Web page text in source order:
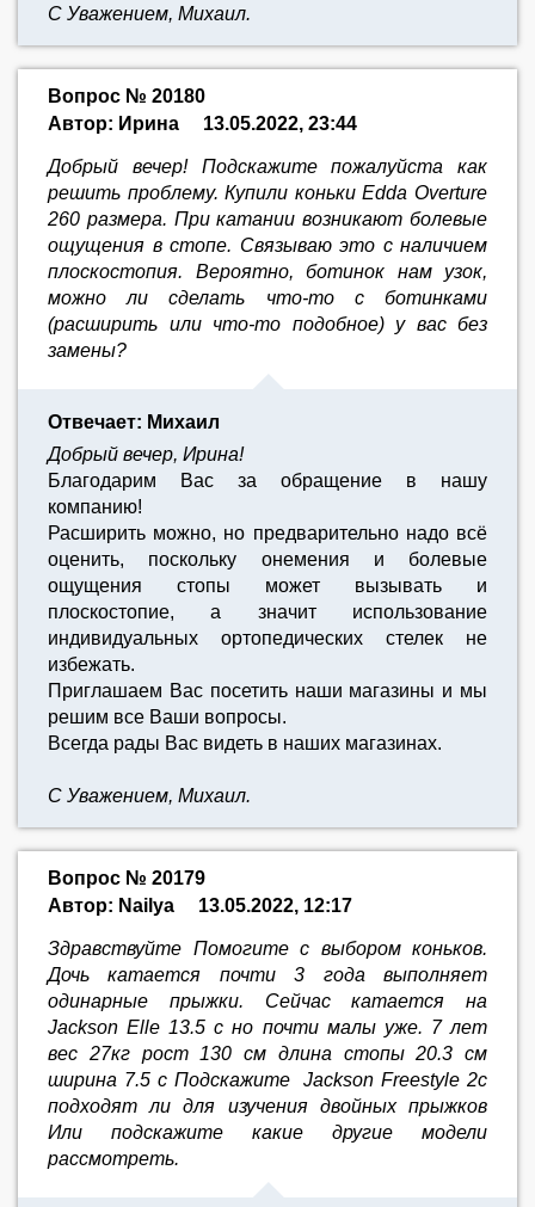
С Уважением, Михаил.
Вопрос № 20180
Автор: Ирина
13.05.2022, 23:44
Добрый вечер! Подскажите пожалуйста как
решить проблему. Купили коньки Edda Overture
260 размера. При катании возникают болевые
ощущения в стопе. Связываю это с наличием
плоскостопия. Вероятно, ботинок нам узок,
можно ли сделать что-то с ботинками
(расширить или что-то подобное) у вас без
замены?
Отвечает: Михаил
Добрый вечер, Ирина!
Благодарим Вас за обращение в нашу
компанию!
Расширить можно, но предварительно надо всё
оценить, поскольку онемения и болевые
ощущения стопы может вызывать и
плоскостопие, а значит использование
индивидуальных ортопедических стелек не
избежать.
Приглашаем Вас посетить наши магазины и мы
решим все Ваши вопросы.
Всегда рады Вас видеть в наших магазинах.
С Уважением, Михаил.
Вопрос № 20179
Автор: Nailya
13.05.2022, 12:17
Здравствуйте Помогите с выбором коньков.
Дочь катается почти 3 года выполняет
одинарные прыжки. Сейчас катается на
Jackson Elle 13.5 с но почти малы уже. 7 лет
вес 27кг рост 130 см длина стопы 20.3 см
ширина 7.5 с Подскажите Jackson Freestyle 2c
подходят ли для изучения двойных прыжков
Или подскажите какие другие модели
рассмотреть.